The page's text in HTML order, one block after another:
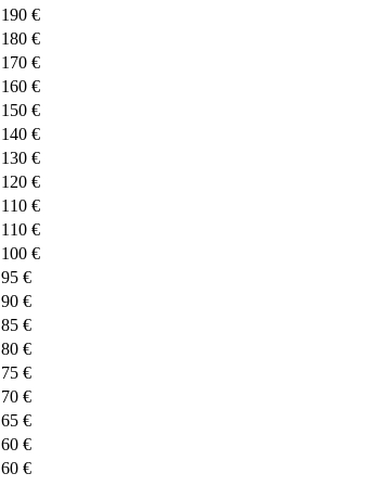
190 €
180 €
170 €
160 €
150 €
140 €
130 €
120 €
110 €
110 €
100 €
95 €
90 €
85 €
80 €
75 €
70 €
65 €
60 €
60 €